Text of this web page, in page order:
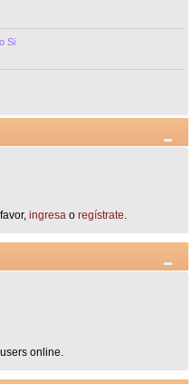
Si
ingresao regístrate.
online.